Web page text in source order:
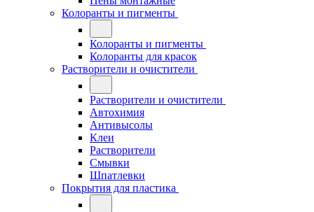
Колоранты и пигменты
Колоранты и пигменты
Колоранты для красок
Растворители и очистители
Растворители и очистители
Автохимия
Антивысолы
Клеи
Растворители
Смывки
Шпатлевки
Покрытия для пластика